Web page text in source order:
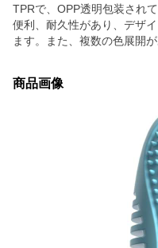
TPRで、OPP透明包装され
便利、耐久性があり、デザ
ます。また、複数の色展開
商品画像